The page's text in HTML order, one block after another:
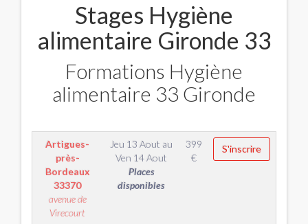
Stages Hygiène
alimentaire Gironde 33
Formations Hygiène
alimentaire 33 Gironde
Artigues-
près-
Bordeaux
33370
avenue de
Virecourt
Jeu 13 Aout au
Ven 14 Aout
Places
disponibles
399
€
S'inscrire